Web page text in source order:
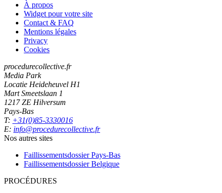
À propos
Widget pour votre site
Contact & FAQ
Mentions légales
Privacy
Cookies
procedurecollective.fr
Media Park
Locatie Heideheuvel H1
Mart Smeetslaan 1
1217 ZE Hilversum
Pays-Bas
T: +31(0)85-3330016
E: info@procedurecollective.fr
Nos autres sites
Faillissementsdossier Pays-Bas
Faillissementsdossier Belgique
PROCÉDURES